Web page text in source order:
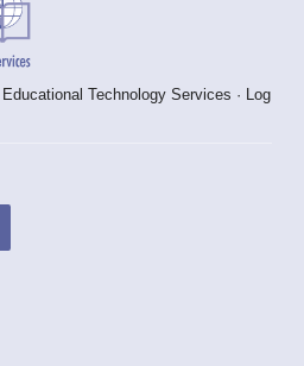
Technology Services · Log